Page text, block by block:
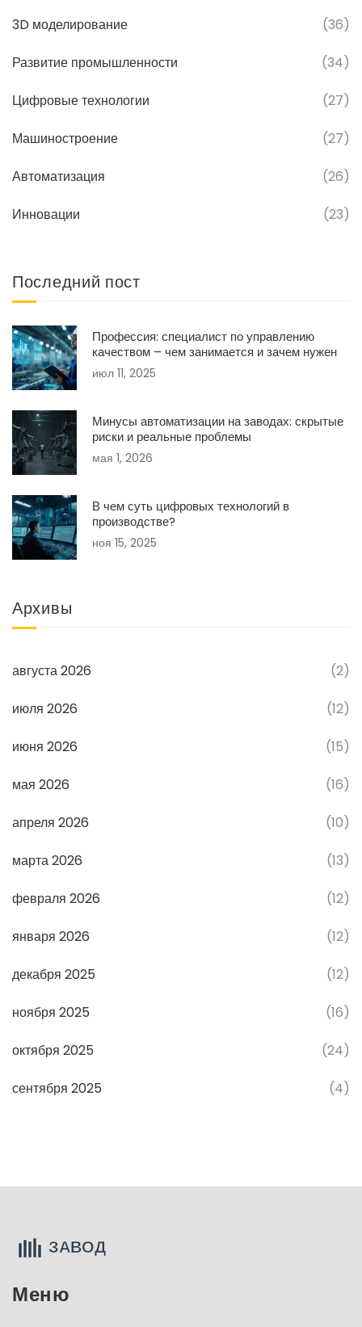
3D моделирование (36)
Развитие промышленности (34)
Цифровые технологии (27)
Машиностроение (27)
Автоматизация (26)
Инновации (23)
Последний пост
Профессия: специалист по управлению
качеством – чем занимается и зачем нужен
июл 11, 2025
Минусы автоматизации на заводах: скрытые
риски и реальные проблемы
мая 1, 2026
В чем суть цифровых технологий в
производстве?
ноя 15, 2025
Архивы
августа 2026 (2)
июля 2026 (12)
июня 2026 (15)
мая 2026 (16)
апреля 2026 (10)
марта 2026 (13)
февраля 2026 (12)
января 2026 (12)
декабря 2025 (12)
ноября 2025 (16)
октября 2025 (24)
сентября 2025 (4)
Меню